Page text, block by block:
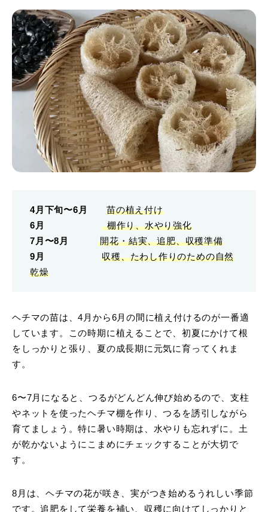
4月下旬〜6月
苗の植え付け
6月
棚作り、水やり強化
7月〜8月
開花・結実、追肥、収穫準備
9月
収穫、たわし作りのための自然
乾燥
ヘチマの苗は、4月から6月の間に植え付けるのが一番適
しています。この時期に植えることで、初夏にかけて根
をしっかりと張り、夏の成長期に元気に育ってくれま
す。
6〜7月になると、つるがどんどん伸び始めるので、支柱
やネットを使ったヘチマ棚を作り、つるを誘引しながら
育てましょう。特に暑い時期は、水やりも忘れずに。土
が乾かないようにこまめにチェックすることが大切で
す。
8月は、ヘチマの花が咲き、実がつき始めるうれしい季節
です。追肥をして栄養を補い、収穫に向けてしっかりと